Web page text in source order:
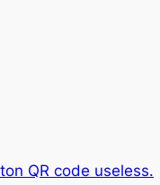
QR code useless.